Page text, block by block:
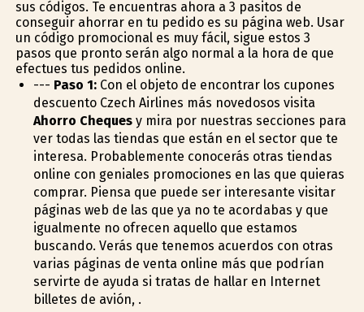
sus códigos. Te encuentras ahora a 3 pasitos de
conseguir ahorrar en tu pedido es su página web. Usar
un código promocional es muy fácil, sigue estos 3
pasos que pronto serán algo normal a la hora de que
efectues tus pedidos online.
--- Paso 1:Con el objeto de encontrar los cupones
descuento Czech Airlines más novedosos visita
Ahorro Chequesy mira por nuestras secciones para
ver todas las tiendas que están en el sector que te
interesa. Probablemente conocerás otras tiendas
online con geniales promociones en las que quieras
comprar. Piensa que puede ser interesante visitar
páginas web de las que ya no te acordabas y que
igualmente no ofrecen aquello que estamos
buscando. Verás que tenemos acuerdos con otras
varias páginas de venta online más que podrían
servirte de ayuda si tratas de hallar en Internet
billetes de avión, .